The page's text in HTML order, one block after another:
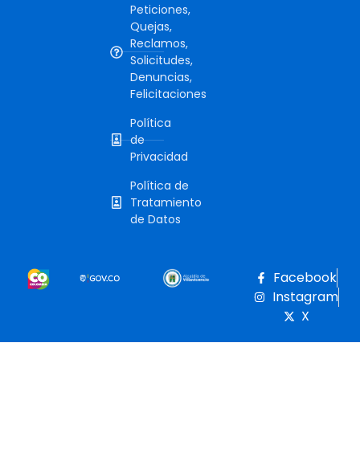
Peticiones,
Quejas,
Reclamos,
Solicitudes,
Denuncias,
Felicitaciones
Política
de
Privacidad
Política de
Tratamiento
de Datos
Facebook
Instagram
X